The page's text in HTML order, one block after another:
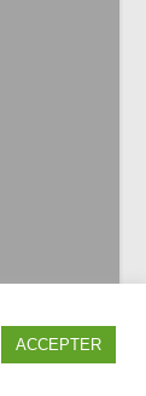
ACCEPTER